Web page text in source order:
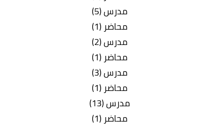
مدرس (5)
محاضر (1)
مدرس (2)
محاضر (1)
مدرس (3)
محاضر (1)
مدرس (13)
محاضر (1)